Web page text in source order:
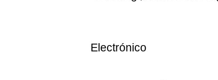
Electrónico